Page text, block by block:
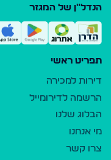
הנדל"ן של המגזר
תפריט ראשי
דירות למכירה
הרשמה לדירומייל
הבלוג שלנו
מי אנחנו
צרו קשר